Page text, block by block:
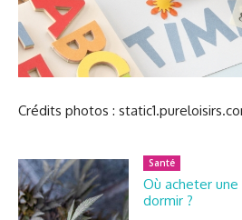
Crédits photos :
Santé
Où acheter
dormir ?